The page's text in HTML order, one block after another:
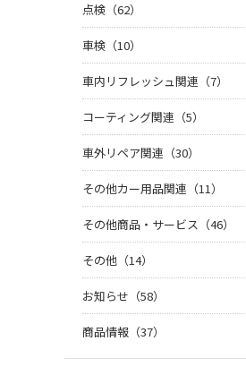
点検（62）
車検（10）
車内リフレッシュ関連（7）
コーティング関連（5）
車外リペア関連（30）
その他カー用品関連（11）
その他商品・サービス（46）
その他（14）
お知らせ（58）
商品情報（37）